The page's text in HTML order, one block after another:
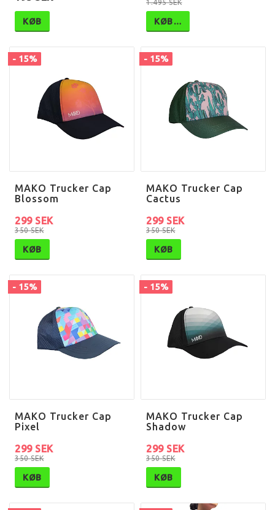
KØB
1.495 SEK
KØB…
- 15%
MAKO Trucker Cap
Blossom
350 SEK
299 SEK
KØB
- 15%
MAKO Trucker Cap
Cactus
350 SEK
299 SEK
KØB
- 15%
MAKO Trucker Cap
Pixel
350 SEK
299 SEK
KØB
- 15%
MAKO Trucker Cap
Shadow
350 SEK
299 SEK
KØB